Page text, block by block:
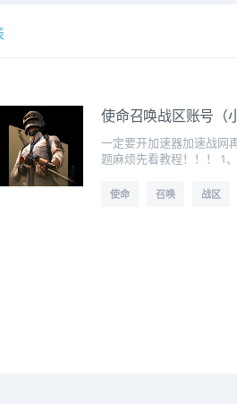
使命召唤战区账号（
一定要开加速器加速战网
题麻烦先看教程！！！ 1
使命 召唤 战区